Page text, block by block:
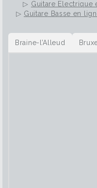
▷ Guitare Electrique
▷ Guitare Basse en
Braine-l’Alleud